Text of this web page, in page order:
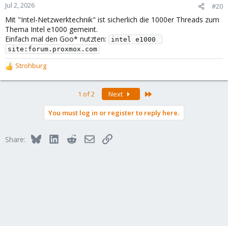
Jul 2, 2026 #20
Mit "Intel-Netzwerktechnik" ist sicherlich die 1000er Threads zum
Thema Intel e1000 gemeint.
Einfach mal den Goo* nutzten:
intel e1000
site:forum.proxmox.com
R
e
s
Strohburg
1 of 2 Next
You must log in or register to reply here.
Share: BlueskyLinkedInRedditEmailLink